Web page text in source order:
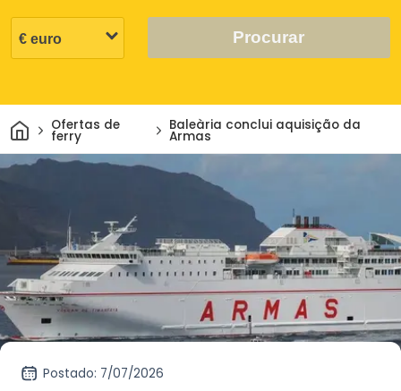
Procurar
CasaOfertas de
ferry
Baleària conclui aquisição da
Armas
Postado: 7/07/2026